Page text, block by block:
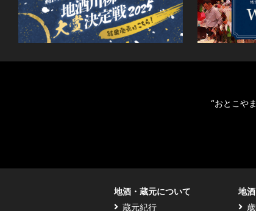
“おとこや
地酒・蔵元について
蔵元紀行
地